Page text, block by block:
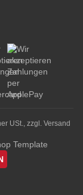
USt., zzgl. Versand
Template